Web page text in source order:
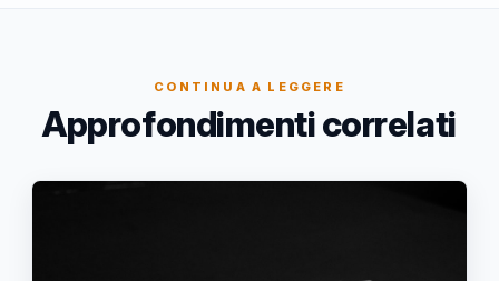
CONTINUA A LEGGERE
Approfondimenti correlati